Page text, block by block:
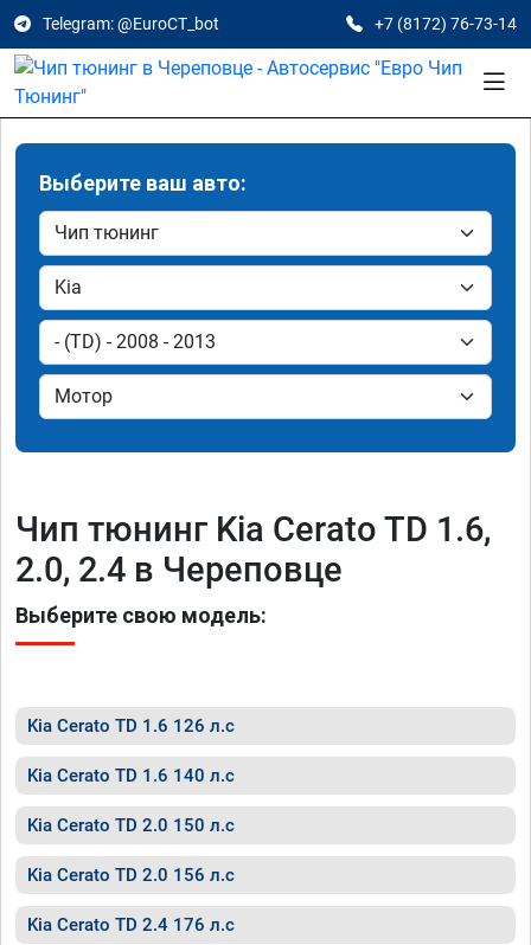
Telegram: @EuroCT_bot +7 (8172) 76-73-14
Выберите ваш авто:
Чип тюнинг Kia Cerato TD 1.6,
2.0, 2.4 в Череповце
Выберите свою модель:
Kia Cerato TD 1.6 126 л.с
Kia Cerato TD 1.6 140 л.с
Kia Cerato TD 2.0 150 л.с
Kia Cerato TD 2.0 156 л.с
Kia Cerato TD 2.4 176 л.с